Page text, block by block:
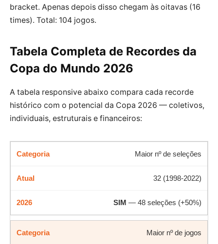
bracket. Apenas depois disso chegam às oitavas (16
times). Total: 104 jogos.
Tabela Completa de Recordes da
Copa do Mundo 2026
A tabela responsive abaixo compara cada recorde
histórico com o potencial da Copa 2026 — coletivos,
individuais, estruturais e financeiros:
Maior nº de seleções
32 (1998-2022)
SIM — 48 seleções (+50%)
Maior nº de jogos